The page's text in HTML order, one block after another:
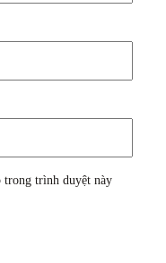
trình duyệt này